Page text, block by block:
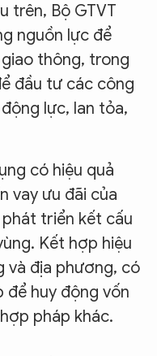
trên, Bộ GTVT
nguồn lực để
thông, trong
đầu tư các công
lực, lan tỏa,
có hiệu quả
vay ưu đãi của
triển kết cấu
Kết hợp hiệu
và địa phương, có
để huy động vốn
pháp khác.